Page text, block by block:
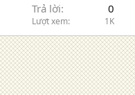
Trả lời 0
Lượt xem 1K